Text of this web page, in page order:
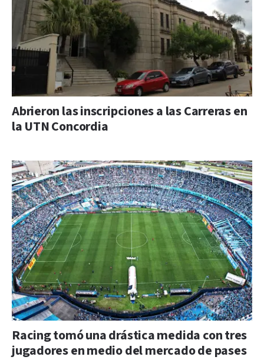
Abrieron las inscripciones a las Carreras en
la UTN Concordia
Racing tomó una drástica medida con tres
jugadores en medio del mercado de pases